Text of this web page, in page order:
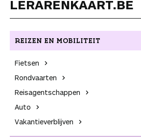
LERARENKAART.BE
REIZEN EN MOBILITEIT
Fietsen
Rondvaarten
Reis­agentschappen
Auto
Vakantie­verblijven